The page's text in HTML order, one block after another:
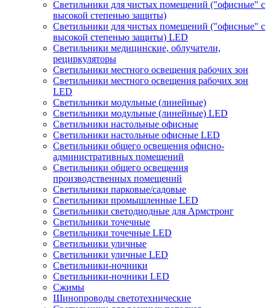
Светильники для чистых помещений ("офисные" с
высокой степенью защиты)
Светильники для чистых помещений ("офисные" с
высокой степенью защиты) LED
Светильники медицинские, облучатели,
рециркуляторы
Светильники местного освещения рабочих зон
Светильники местного освещения рабочих зон
LED
Светильники модульные (линейные)
Светильники модульные (линейные) LED
Светильники настольные офисные
Светильники настольные офисные LED
Светильники общего освещения офисно-
административных помещений
Светильники общего освещения
производственных помещений
Светильники парковые/садовые
Светильники промышленные LED
Светильники светодиодные для Армстронг
Светильники точечные
Светильники точечные LED
Светильники уличные
Светильники уличные LED
Светильники-ночники
Светильники-ночники LED
Сжимы
Шинопроводы светотехнические